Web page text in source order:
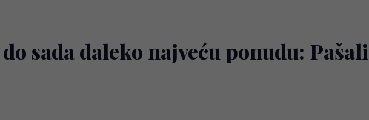
sada daleko najveću ponudu: